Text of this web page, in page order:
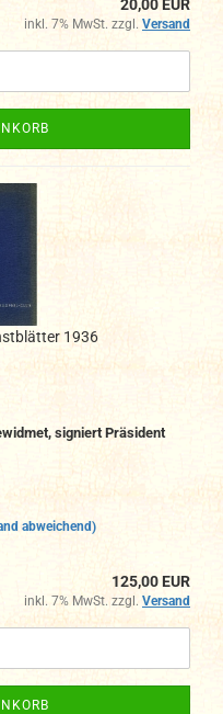
20,00 EUR
inkl. 7% MwSt. zzgl. Versand
1936
signiert Präsident
abweichend)
125,00 EUR
inkl. 7% MwSt. zzgl. Versand